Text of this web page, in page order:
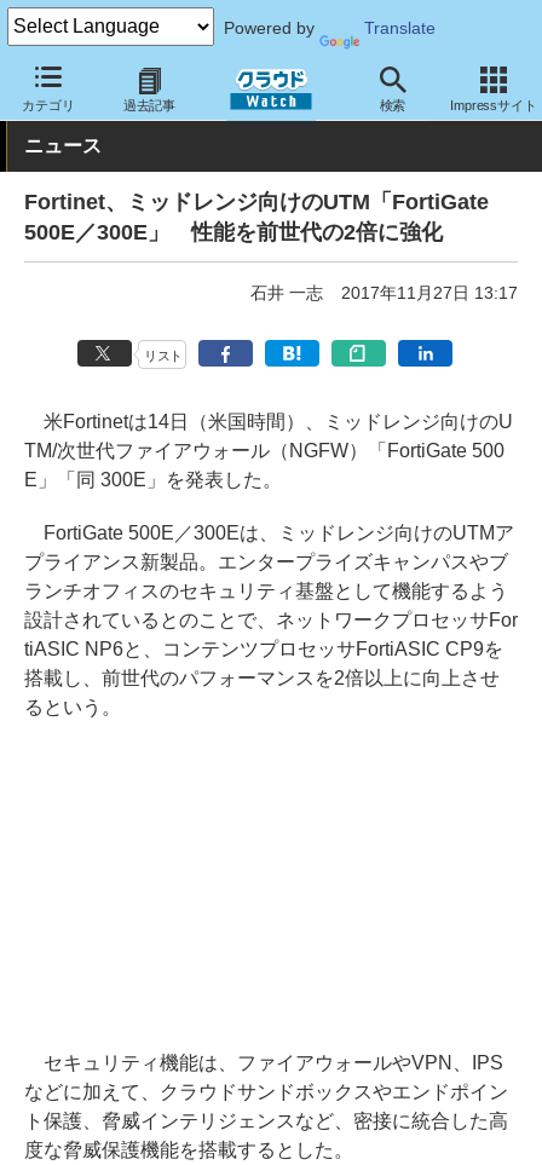
Powered by Translate
カテゴリ 過去記事 検索 Impressサイト
クラウド Watch セキュリティ ファイアウォール
ニュース
Fortinet、ミッドレンジ向けのUTM「FortiGate
500E／300E」 性能を前世代の2倍に強化
石井 一志 2017年11月27日 13:17
リスト
米Fortinetは14日（米国時間）、ミッドレンジ向けのU
TM/次世代ファイアウォール（NGFW）「FortiGate 500
E」「同 300E」を発表した。
FortiGate 500E／300Eは、ミッドレンジ向けのUTMア
プライアンス新製品。エンタープライズキャンパスやブ
ランチオフィスのセキュリティ基盤として機能するよう
設計されているとのことで、ネットワークプロセッサFor
tiASIC NP6と、コンテンツプロセッサFortiASIC CP9を
搭載し、前世代のパフォーマンスを2倍以上に向上させ
るという。
セキュリティ機能は、ファイアウォールやVPN、IPS
などに加えて、クラウドサンドボックスやエンドポイン
ト保護、脅威インテリジェンスなど、密接に統合した高
度な脅威保護機能を搭載するとした。